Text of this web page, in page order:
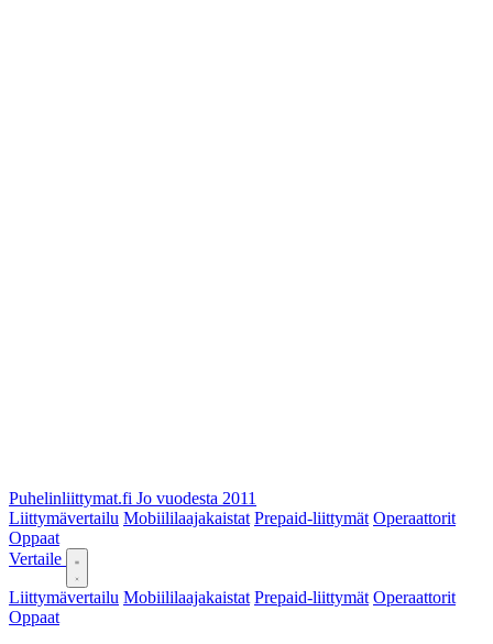
Puhelinliittymat.fi Jo vuodesta 2011
Liittymävertailu Mobiililaajakaistat Prepaid-liittymät Operaattorit
Oppaat
Vertaile
Liittymävertailu Mobiililaajakaistat Prepaid-liittymät Operaattorit
Oppaat